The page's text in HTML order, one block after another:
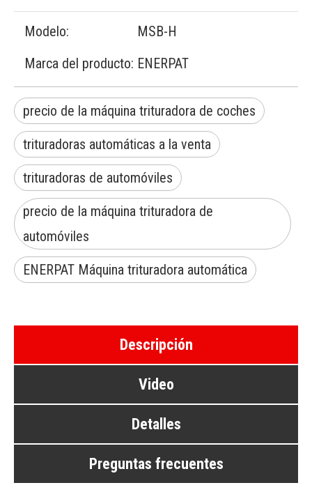
Modelo:
MSB-H
Marca del producto: ENERPAT
precio de la máquina trituradora de coches
trituradoras automáticas a la venta
trituradoras de automóviles
precio de la máquina trituradora de
automóviles
ENERPAT Máquina trituradora automática
Descripción
Video
Detalles
Preguntas frecuentes